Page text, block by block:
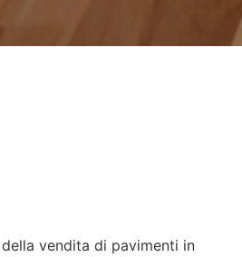
vendita di pavimenti in